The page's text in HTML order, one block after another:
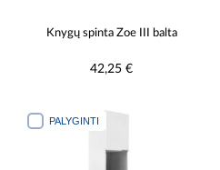
Knygų spinta Zoe III balta
42,25 €
PALYGINTI